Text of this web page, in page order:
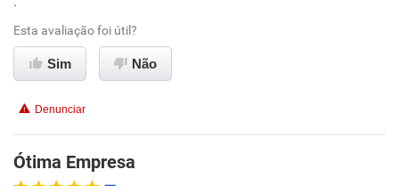
Benefícios
Recomenda esta empresa
Recomenda a diretoria
Esta avaliação foi útil?
Sim Não
Denunciar
Ótima Empresa